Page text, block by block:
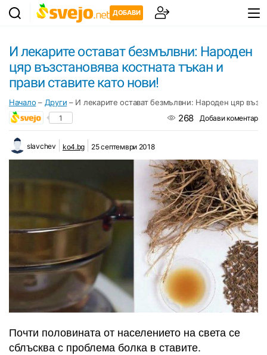
ДОБАВИ
И лекарите остават безмълвни: Народен
цяр възстановява костната тъкан и
прави ставите като нови!
Начало – Други – И лекарите остават безмълвни: Народен цяр
1 268 Добави коментар
slavchev ko4.bg 25 септември 2018
Почти половината от населението на света се
сблъсква с проблема болка в ставите.